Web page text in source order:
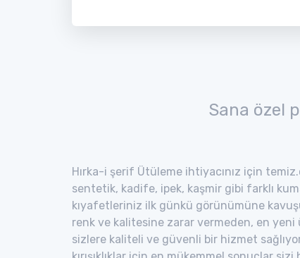
Sana özel
Hırka-i şerif Ütüleme ihtiyacınız için
sentetik, kadife, ipek, kaşmir gibi farklı
kıyafetleriniz ilk günkü görünümüne
renk ve kalitesine zarar vermeden, en yeni
sizlere kaliteli ve güvenli bir hizmet